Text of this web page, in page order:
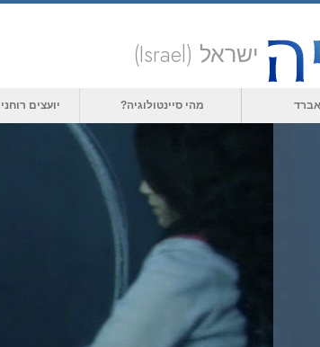
ישראל (Israel)
מהי סיינטולוגיה? יועצים